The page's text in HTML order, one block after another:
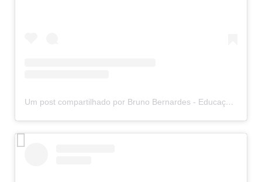
Um post compartilhado por Bruno Bernardes - Educação do movimento (@rolfingcombruno)